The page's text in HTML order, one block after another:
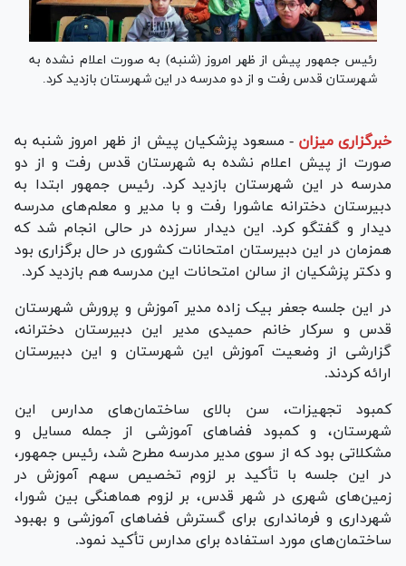
رئیس جمهور پیش از ظهر امروز (شنبه) به صورت اعلام نشده به
شهرستان قدس رفت و از دو مدرسه در این شهرستان بازدید کرد.
خبرگزاری میزان - مسعود پزشکیان پیش از ظهر امروز شنبه به
صورت از پیش اعلام نشده به شهرستان قدس رفت و از دو
مدرسه در این شهرستان بازدید کرد. رئیس جمهور ابتدا به
دبیرستان دخترانه عاشورا رفت و با مدیر و معلم‌های مدرسه
دیدار و گفتگو کرد. این دیدار سرزده در حالی انجام شد که
همزمان در این دبیرستان امتحانات کشوری در حال برگزاری بود
و دکتر پزشکیان از سالن امتحانات این مدرسه هم بازدید کرد.
در این جلسه جعفر بیک زاده مدیر آموزش و پرورش شهرستان
قدس و سرکار خانم حمیدی مدیر این دبیرستان دخترانه،
گزارشی از وضعیت آموزش این شهرستان و این دبیرستان
ارائه کردند.
کمبود تجهیزات، سن بالای ساختمان‌های مدارس این
شهرستان، و کمبود فضا‌های آموزشی از جمله مسایل و
مشکلاتی بود که از سوی مدیر مدرسه مطرح شد، رئیس جمهور،
در این جلسه با تأکید بر لزوم تخصیص سهم آموزش در
زمین‌های شهری در شهر قدس، بر لزوم هماهنگی بین شورا،
شهرداری و فرمانداری برای گسترش فضا‌های آموزشی و بهبود
ساختمان‌های مورد استفاده برای مدارس تأکید نمود.